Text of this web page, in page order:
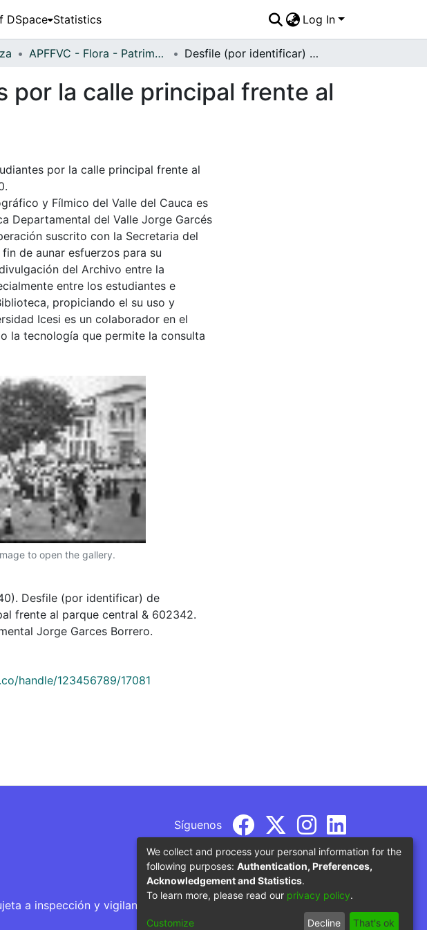
DSpace Statistics Log In
APFFVC - Flora - Patrimonial Desfile (por identificar) de estudiantes por la calle principal frente al parque central
la calle principal frente al
por la calle principal frente al
y Fílmico del Valle del Cauca es
Departamental del Valle Jorge Garcés
suscrito con la Secretaria del
de aunar esfuerzos para su
del Archivo entre la
entre los estudiantes e
propiciando el su uso y
Icesi es un colaborador en el
la tecnología que permite la consulta
to open the gallery.
Desfile (por identificar) de
frente al parque central & 602342.
Jorge Garces Borrero.
handle/123456789/17081
Síguenos
a inspección y vigilancia por parte del Ministerio de Educación
We collect and process your personal information for the
following purposes: Authentication, Preferences,
Acknowledgement and Statistics.
To learn more, please read our privacy policy.
Customize Decline That's ok